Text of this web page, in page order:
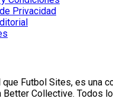
Privacidad
que Futbol Sites, es una
Better Collective. Todos